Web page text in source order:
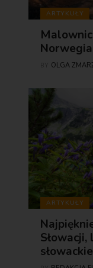
ARTYKUŁY
OLGA
ARTYKUŁY